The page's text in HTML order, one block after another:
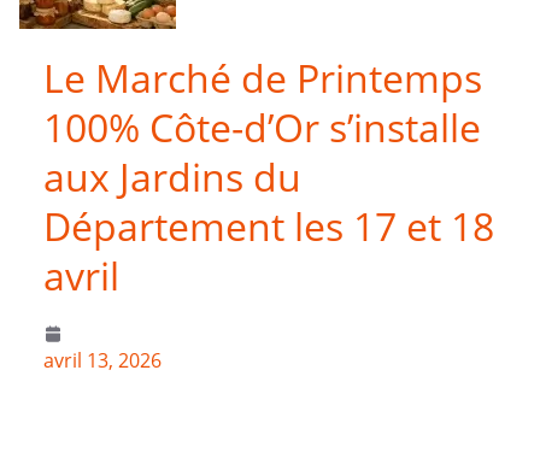
Le Marché de Printemps
100% Côte-d’Or s’installe
aux Jardins du
Département les 17 et 18
avril
avril 13, 2026